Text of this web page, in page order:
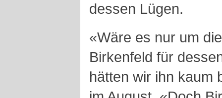
dessen Lügen.
«Wäre es nur um
Birkenfeld für
hätten wir ihn kaum